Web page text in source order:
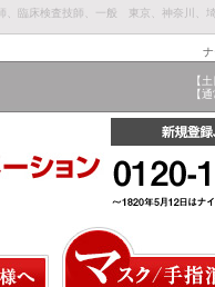
床検査技師、一般 東京、神奈川、
【
【